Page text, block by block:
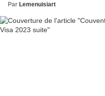
Par Lemenuisiart